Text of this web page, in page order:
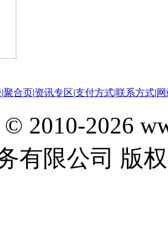
|聚合页|资讯专区|支付方式|联系方式|
2010-2026
有限公司 版